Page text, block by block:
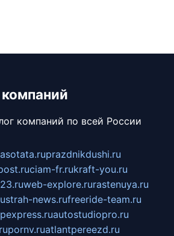
компаний по всей России
prazdnikdushi.ru
ciam-fr.rukraft-you.ru
web-explore.rurastenuya.ru
strah-news.rufreeride-team.ru
autostudiopro.ru
pornv.ruatlantpereezd.ru